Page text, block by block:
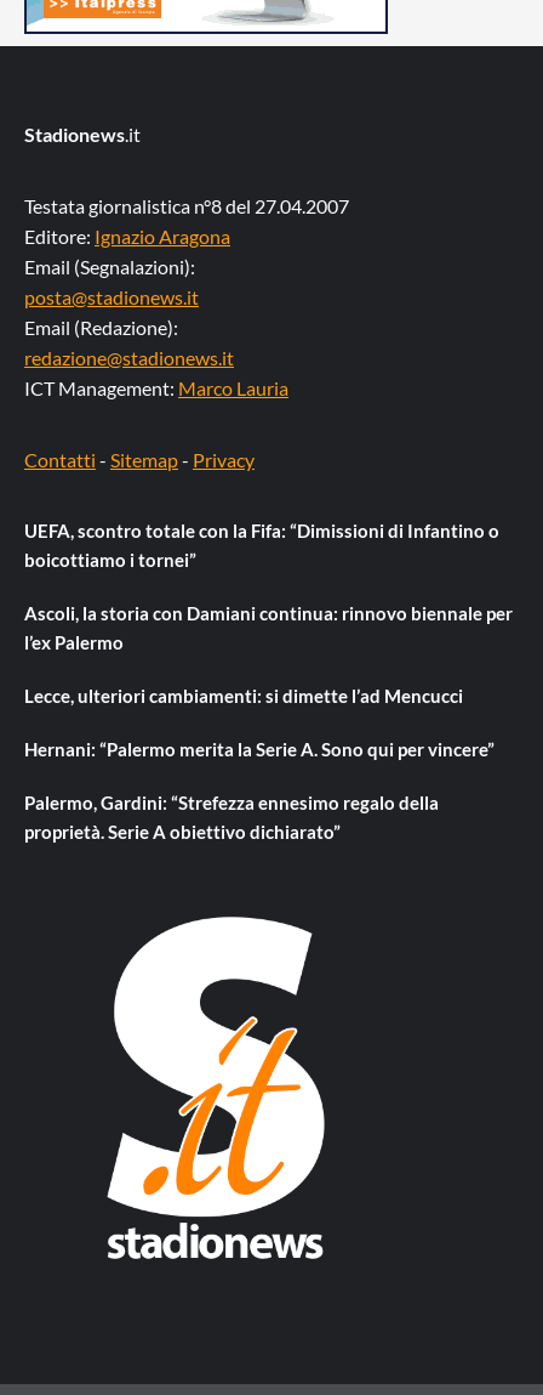
Stadionews.it
Testata giornalistica n°8 del 27.04.2007
Editore: Ignazio Aragona
Email (Segnalazioni):
posta@stadionews.it
Email (Redazione):
redazione@stadionews.it
ICT Management: Marco Lauria
Contatti - Sitemap- Privacy
UEFA, scontro totale con la Fifa: “Dimissioni di Infantino o
boicottiamo i tornei”
Ascoli, la storia con Damiani continua: rinnovo biennale per
l’ex Palermo
Lecce, ulteriori cambiamenti: si dimette l’ad Mencucci
Hernani: “Palermo merita la Serie A. Sono qui per vincere”
Palermo, Gardini: “Strefezza ennesimo regalo della
proprietà. Serie A obiettivo dichiarato”